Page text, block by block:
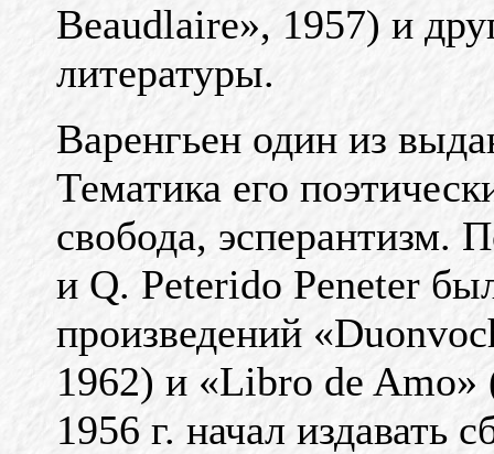
Beaudlaire», 1957) и
литературы.
Варенгьен один из
Тематика его
свобода, эсперантизм.
и Q. Peterido Peneter
произведений
1962) и «Libro de
1956 г. начал издавать